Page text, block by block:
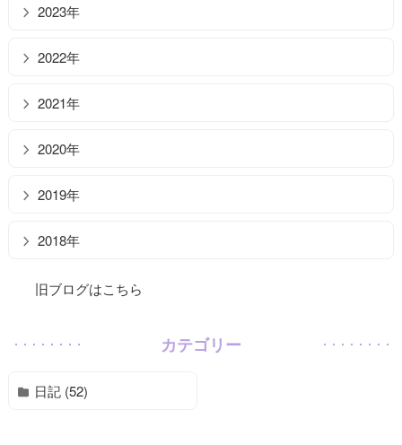
2023年
2022年
2021年
2020年
2019年
2018年
旧ブログはこちら
カテゴリー
日記 (52)